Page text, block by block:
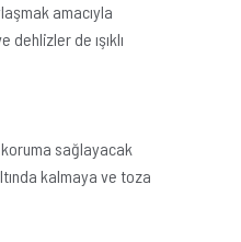
amacıyla
de ışıklı
koruma sağlayacak
kalmaya ve toza